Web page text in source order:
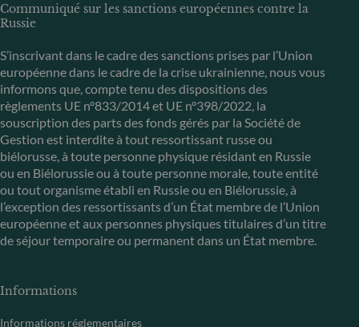
Communiqué sur les sanctions européennes contre la
Russie
S’inscrivant dans le cadre des sanctions prises par l’Union
européenne dans le cadre de la crise ukrainienne, nous vous
informons que, compte tenu des dispositions des
règlements UE n°833/2014 et UE n°398/2022, la
souscription des parts des fonds gérés par la Société de
Gestion est interdite à tout ressortissant russe ou
biélorusse, à toute personne physique résidant en Russie
ou en Biélorussie ou à toute personne morale, toute entité
ou tout organisme établi en Russie ou en Biélorussie, à
l’exception des ressortissants d’un État membre de l’Union
européenne et aux personnes physiques titulaires d’un titre
de séjour temporaire ou permanent dans un État membre.
Informations
Informations réglementaires